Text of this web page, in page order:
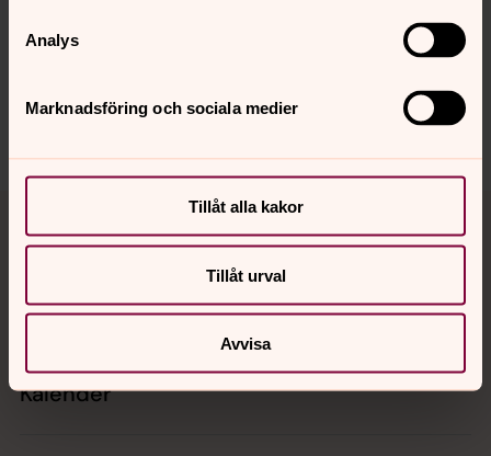
Analys
Marknadsföring och sociala medier
Tillåt alla kakor
Tillåt urval
Avvisa
Synpunkter eller frågor på sidans
innehåll?
Kontakt
Kalender